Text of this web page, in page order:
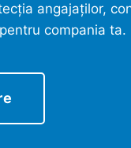
angajaților,
compania ta.